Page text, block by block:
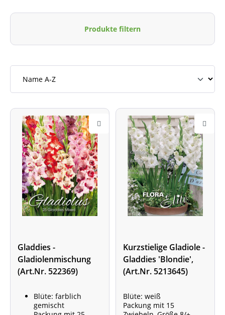
Produkte filtern
Gladdies -
Gladiolenmischung
(Art.Nr. 522369)
Blüte: farblich
gemischt
Kurzstielige Gladiole -
Gladdies 'Blondie',
(Art.Nr. 5213645)
Blüte: weiß
Packung mit 15